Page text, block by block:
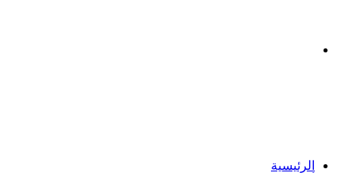
الرئيسية